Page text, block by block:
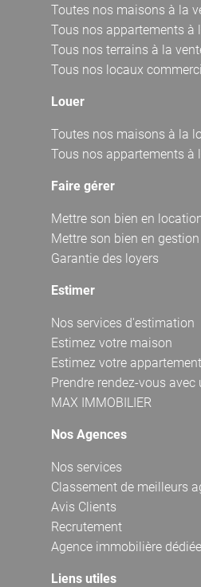
Toutes nos maisons à la
Tous nos appartements à
Tous nos terrains à la
Tous nos locaux
Louer
Toutes nos maisons à la
Tous nos appartements à
Faire gérer
Mettre son bien en
Mettre son bien en gestion
Garantie des loyers
Estimer
Nos services d'estimation
Estimez votre maison
Estimez votre appartement
Prendre rendez-vous avec
MAX IMMOBILIER
Nos Agences
Nos services
Classement de meilleurs
Avis Clients
Recrutement
Agence immobilière
Liens utiles